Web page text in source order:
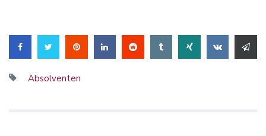
Absolventen